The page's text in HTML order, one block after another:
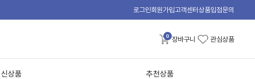
로그인회원가입고객센터상품입점문의
0 장바구니 관심상품
신상품 추천상품